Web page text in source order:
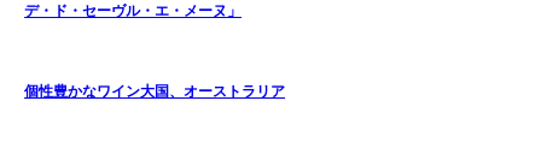
デ・ド・セーヴル・エ・メーヌ」
個性豊かなワイン大国、オーストラリア